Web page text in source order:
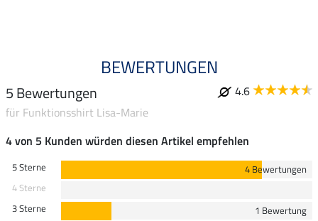
BEWERTUNGEN
5 Bewertungen
4.6
für Funktionsshirt Lisa-Marie
4 von 5 Kunden würden diesen Artikel empfehlen
5 Sterne
4 Bewertungen
4 Sterne
3 Sterne
1 Bewertung